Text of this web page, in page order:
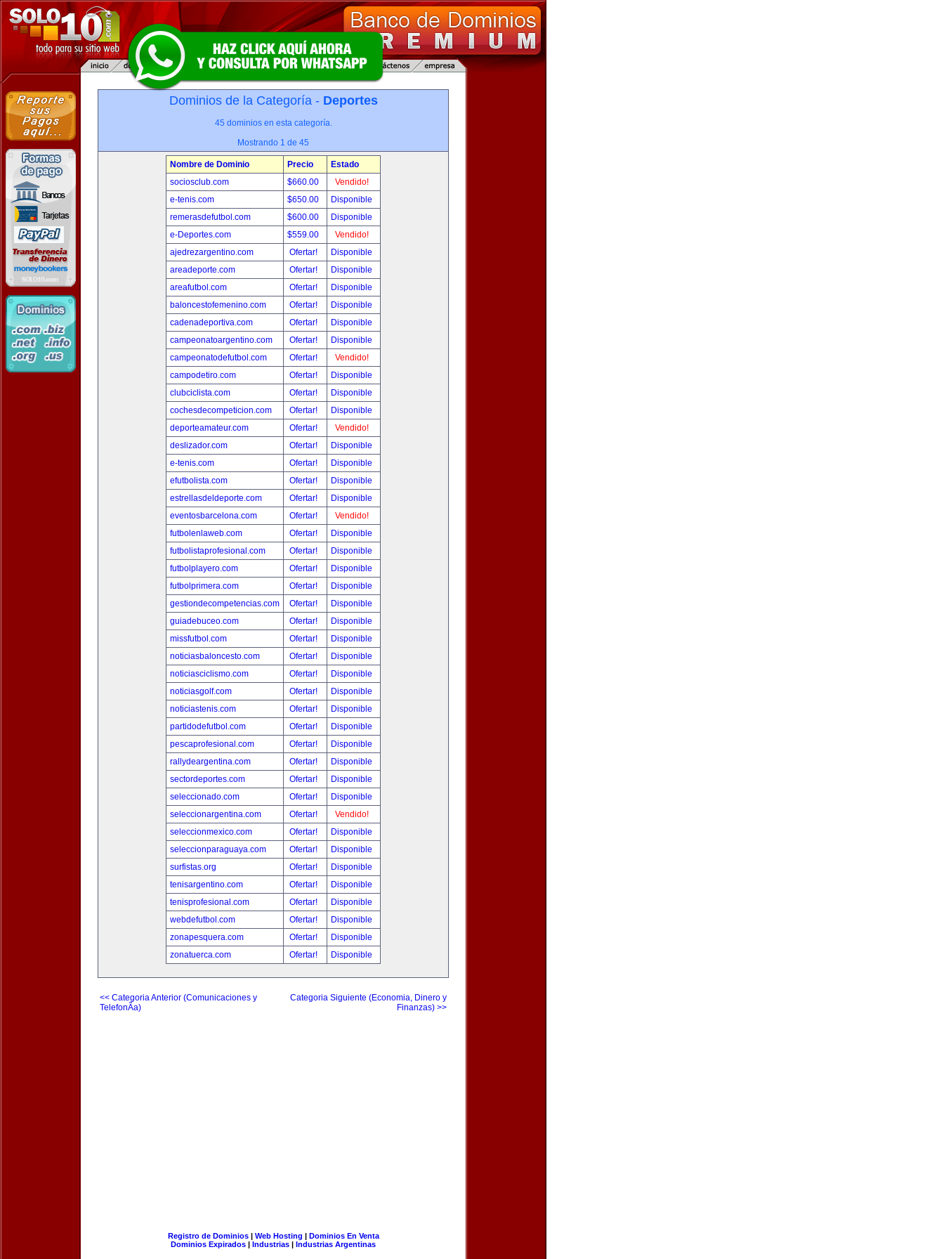
Dominios de la Categoría - Deportes
45 dominios en esta categoría.
Mostrando 1 de 45
Nombre de Dominio Precio
Estado
sociosclub.com
$660.00
Vendido!
e-tenis.com
$650.00
Disponible
remerasdefutbol.com
$600.00
Disponible
e-Deportes.com
$559.00
Vendido!
ajedrezargentino.com
Ofertar!
Disponible
areadeporte.com
Ofertar!
Disponible
areafutbol.com
Ofertar!
Disponible
baloncestofemenino.com
Ofertar!
Disponible
cadenadeportiva.com
Ofertar!
Disponible
campeonatoargentino.com
Ofertar!
Disponible
campeonatodefutbol.com
Ofertar!
Vendido!
campodetiro.com
Ofertar!
Disponible
clubciclista.com
Ofertar!
Disponible
cochesdecompeticion.com
Ofertar!
Disponible
deporteamateur.com
Ofertar!
Vendido!
deslizador.com
Ofertar!
Disponible
e-tenis.com
Ofertar!
Disponible
efutbolista.com
Ofertar!
Disponible
estrellasdeldeporte.com
Ofertar!
Disponible
eventosbarcelona.com
Ofertar!
Vendido!
futbolenlaweb.com
Ofertar!
Disponible
futbolistaprofesional.com
Ofertar!
Disponible
futbolplayero.com
Ofertar!
Disponible
futbolprimera.com
Ofertar!
Disponible
gestiondecompetencias.com
Ofertar!
Disponible
guiadebuceo.com
Ofertar!
Disponible
missfutbol.com
Ofertar!
Disponible
noticiasbaloncesto.com
Ofertar!
Disponible
noticiasciclismo.com
Ofertar!
Disponible
noticiasgolf.com
Ofertar!
Disponible
noticiastenis.com
Ofertar!
Disponible
partidodefutbol.com
Ofertar!
Disponible
pescaprofesional.com
Ofertar!
Disponible
rallydeargentina.com
Ofertar!
Disponible
sectordeportes.com
Ofertar!
Disponible
seleccionado.com
Ofertar!
Disponible
seleccionargentina.com
Ofertar!
Vendido!
seleccionmexico.com
Ofertar!
Disponible
seleccionparaguaya.com
Ofertar!
Disponible
surfistas.org
Ofertar!
Disponible
tenisargentino.com
Ofertar!
Disponible
tenisprofesional.com
Ofertar!
Disponible
webdefutbol.com
Ofertar!
Disponible
zonapesquera.com
Ofertar!
Disponible
zonatuerca.com
Ofertar! Disponible
<< Categoria Anterior (Comunicaciones y
TelefonÃ­a)
Categoria Siguiente (Economia, Dinero y
Finanzas) >>
Registro de Dominios| Web Hosting | Dominios En Venta
Dominios Expirados | Industrias | Industrias Argentinas